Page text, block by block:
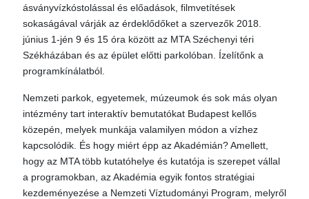
ásványvízkóstolással és előadások, filmvetítések
sokaságával várják az érdeklődőket a szervezők 2018.
június 1-jén 9 és 15 óra között az MTA Széchenyi téri
Székházában és az épület előtti parkolóban. Ízelítőnk a
programkínálatból.
Nemzeti parkok, egyetemek, múzeumok és sok más olyan
intézmény tart interaktív bemutatókat Budapest kellős
közepén, melyek munkája valamilyen módon a vízhez
kapcsolódik. És hogy miért épp az Akadémián? Amellett,
hogy az MTA több kutatóhelye és kutatója is szerepet vállal
a programokban, az Akadémia egyik fontos stratégiai
kezdeményezése a Nemzeti Víztudományi Program, melyről